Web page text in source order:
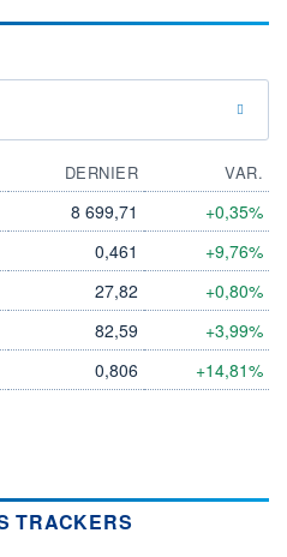
DERNIER
VAR.
8 699,71 +0,35%
0,461 +9,76%
27,82 +0,80%
82,59 +3,99%
0,806 +14,81%
TRACKERS